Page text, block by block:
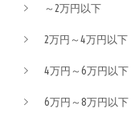
～2万円以下
2万円～4万円以下
4万円～6万円以下
6万円～8万円以下